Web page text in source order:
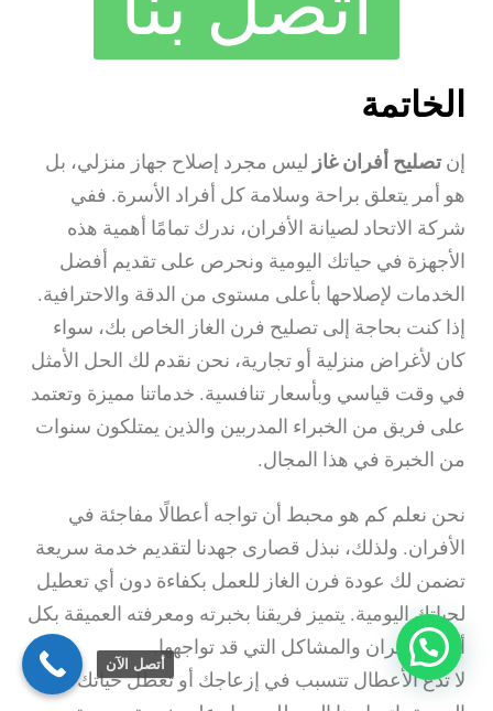
الخاتمة
إن تصليح أفران غاز ليس مجرد إصلاح جهاز منزلي، بل
هو أمر يتعلق براحة وسلامة كل أفراد الأسرة. ففي
شركة الاتحاد لصيانة الأفران، ندرك تمامًا أهمية هذه
الأجهزة في حياتك اليومية ونحرص على تقديم أفضل
الخدمات لإصلاحها بأعلى مستوى من الدقة والاحترافية.
إذا كنت بحاجة إلى تصليح فرن الغاز الخاص بك، سواء
كان لأغراض منزلية أو تجارية، نحن نقدم لك الحل الأمثل
في وقت قياسي وبأسعار تنافسية. خدماتنا مميزة وتعتمد
على فريق من الخبراء المدربين والذين يمتلكون سنوات
من الخبرة في هذا المجال.
نحن نعلم كم هو محبط أن تواجه أعطالًا مفاجئة في
الأفران. ولذلك، نبذل قصارى جهدنا لتقديم خدمة سريعة
تضمن لك عودة فرن الغاز للعمل بكفاءة دون أي تعطيل
لحياتك اليومية. يتميز فريقنا بخبرته ومعرفته العميقة بكل
أنواع الأفران والمشاكل التي قد تواجهها.
لا تدع الأعطال تتسبب في إزعاجك أو تعطل حياتك
أتصل الآن